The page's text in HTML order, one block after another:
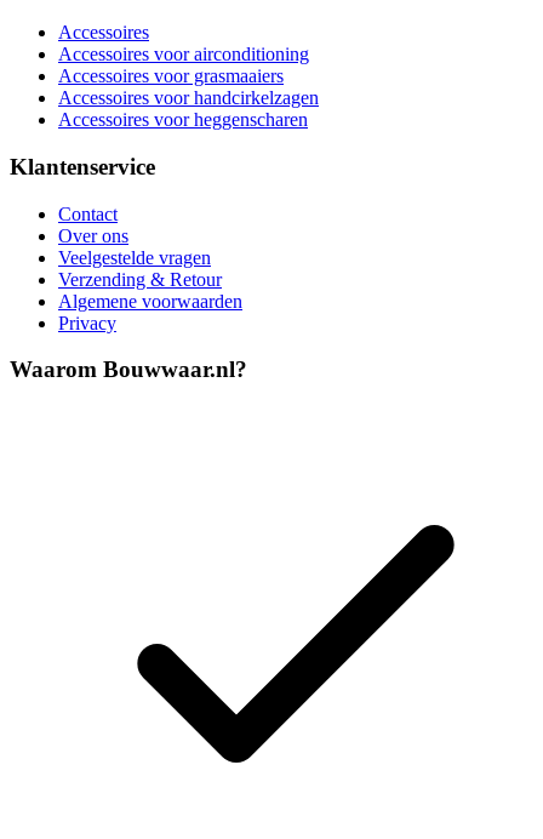
Accessoires
Accessoires voor airconditioning
Accessoires voor grasmaaiers
Accessoires voor handcirkelzagen
Accessoires voor heggenscharen
Klantenservice
Contact
Over ons
Veelgestelde vragen
Verzending & Retour
Algemene voorwaarden
Privacy
Waarom Bouwwaar.nl?